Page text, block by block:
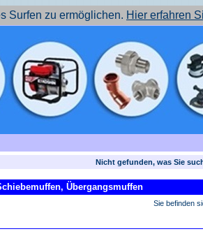
Surfen zu ermöglichen. Hier erfahren
Nicht gefunden, was Sie
Übergangsmuffen
Sie befinden